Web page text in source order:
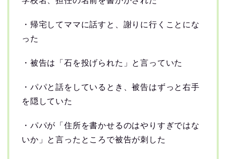
・帰宅してママに話すと、謝りに行くことにな
った
・被告は「石を投げられた」と言っていた
・パパと話をしているとき、被告はずっと右手
を隠していた
・パパが「住所を書かせるのはやりすぎではな
いか」と言ったところで被告が刺した